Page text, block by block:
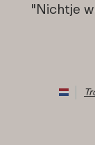
"Nichtje